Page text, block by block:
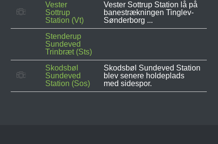
Vester
Sottrup
Station (Vt)
Vester Sottrup Station lå på
banestrækningen Tinglev-
Sønderborg ...
Stenderup
Sundeved
Trinbræt (Sts)
Skodsbøl
Sundeved
Station (Sos)
Skodsbøl Sundeved Station
blev senere holdeplads
med sidespor.